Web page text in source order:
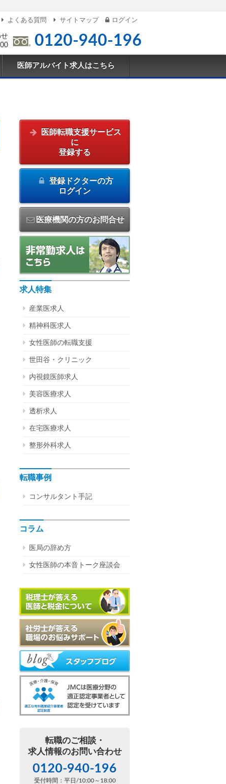
0120-940-196
よくある質問 サイトマップ ログイン
医師アルバイト求人はこちら
医師転職支援サービス
に
登録する
登録ドクターの方
ログイン
医療機関の方のお問合せ
求人特集
産業医求人
精神科医求人
女性医師の転職支援
世田谷・クリニック
内視鏡医師求人
美容医療求人
透析求人
在宅医療求人
整形外科求人
転職事例
コンサルタント手記
コラム
医局の辞め方
女性医師の本音トーク座談会
転職のご相談・
求人情報のお問い合わせ
0120-940-196
受付時間：平日/10:00～18:00